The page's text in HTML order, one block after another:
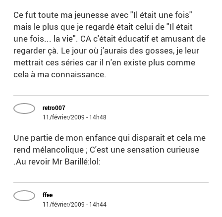
Ce fut toute ma jeunesse avec "Il était une fois"
mais le plus que je regardé était celui de "Il était
une fois... la vie". CA c'était éducatif et amusant de
regarder çà. Le jour où j'aurais des gosses, je leur
mettrait ces séries car il n'en existe plus comme
cela à ma connaissance.
retro007
11/février/2009 - 14h48
Une partie de mon enfance qui disparait et cela me
rend mélancolique ; C'est une sensation curieuse
.Au revoir Mr Barillé:lol:
ffee
11/février/2009 - 14h44